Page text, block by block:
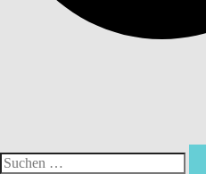
Suchen